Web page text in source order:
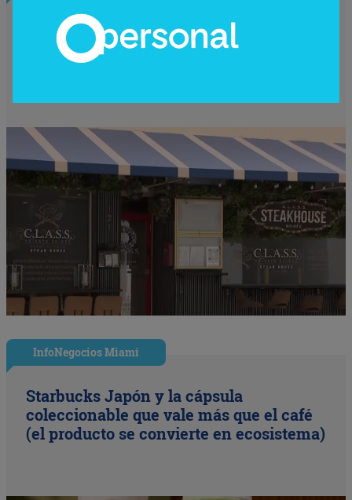
Nude Dining: Miami redefine el lujo
gastronómico con la cena (nudista) más
disruptiva del año
InfoNegocios Miami
Starbucks Japón y la cápsula
coleccionable que vale más que el café
(el producto se convierte en ecosistema)